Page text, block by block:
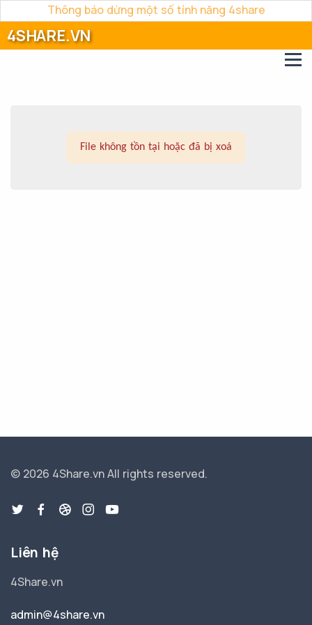
Thông báo dừng một số tính năng 4share
4SHARE.VN
File không tồn tại hoặc đã bị xoá
© 2026 4Share.vnAll rights reserved.
Liên hệ
4Share.vn
admin@4share.vn